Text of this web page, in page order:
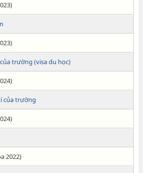
trường (visa du học)
của trường
2022)